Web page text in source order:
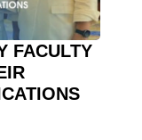
FACULTY